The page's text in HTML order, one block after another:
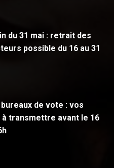
du 31 mai : retrait des
possible du 16 au 31
de vote : vos
transmettre avant le 16